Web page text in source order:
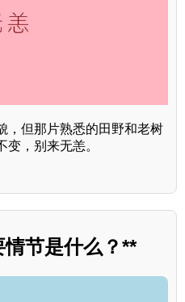
，但那片熟悉的田野和老树
，别来无恙。
节是什么？**